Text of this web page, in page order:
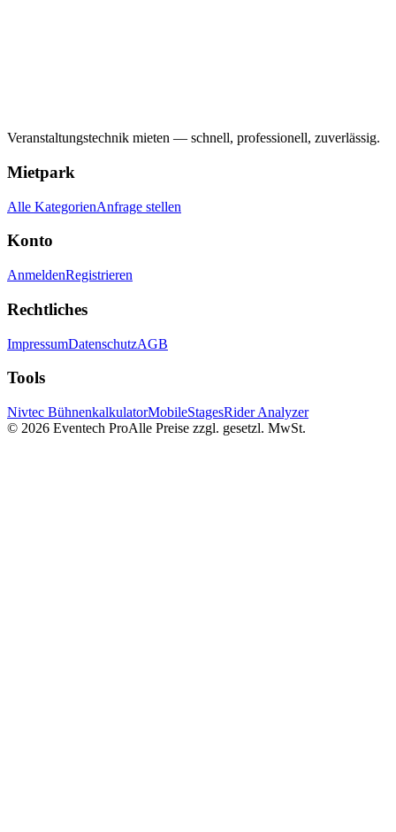
Veranstaltungstechnik mieten — schnell, professionell, zuverlässig.
Mietpark
Alle KategorienAnfrage stellen
Konto
AnmeldenRegistrieren
Rechtliches
ImpressumDatenschutzAGB
Tools
Nivtec BühnenkalkulatorMobileStagesRider Analyzer
© 2026 Eventech ProAlle Preise zzgl. gesetzl. MwSt.